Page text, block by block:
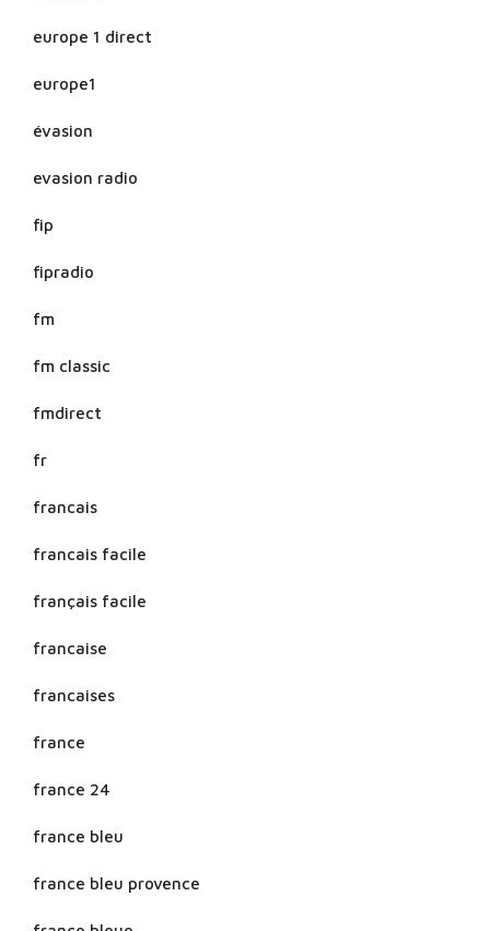
europe 1 direct
europe1
évasion
evasion radio
fip
fipradio
fm
fm classic
fmdirect
fr
francais
francais facile
français facile
francaise
francaises
france
france 24
france bleu
france bleu provence